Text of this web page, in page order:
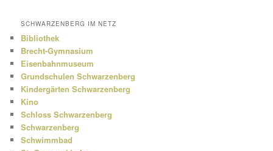
SCHWARZENBERG IM NETZ
Bibliothek
Brecht-Gymnasium
Eisenbahnmuseum
Grundschulen Schwarzenberg
Kindergärten Schwarzenberg
Kino
Schloss Schwarzenberg
Schwarzenberg
Schwimmbad